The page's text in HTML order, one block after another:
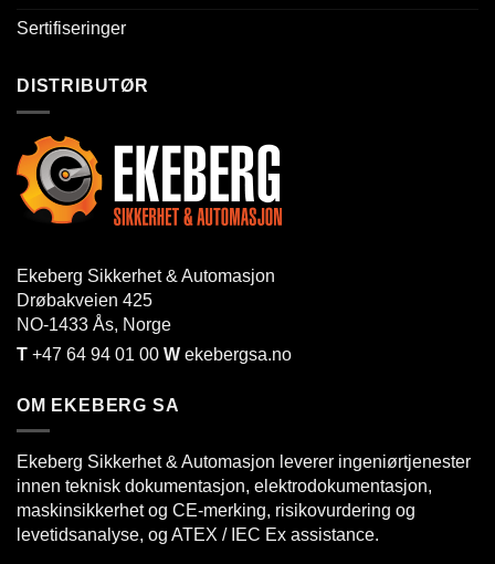
Sertifiseringer
DISTRIBUTØR
Ekeberg Sikkerhet & Automasjon
Drøbakveien 425
NO-1433 Ås, Norge
T +47 64 94 01 00 W ekebergsa.no
OM EKEBERG SA
Ekeberg Sikkerhet & Automasjon leverer ingeniørtjenester
innen teknisk dokumentasjon, elektrodokumentasjon,
maskinsikkerhet og CE-merking, risikovurdering og
levetidsanalyse, og ATEX / IEC Ex assistance.